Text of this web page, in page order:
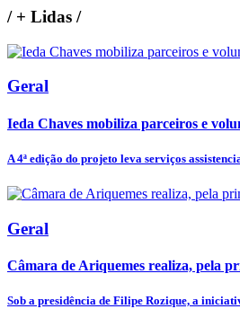
/+ Lidas /
Geral
Ieda Chaves mobiliza parceiros e
A 4ª edição do projeto leva serviços
Geral
Câmara de Ariquemes realiza, pela
Sob a presidência de Filipe Rozique, a